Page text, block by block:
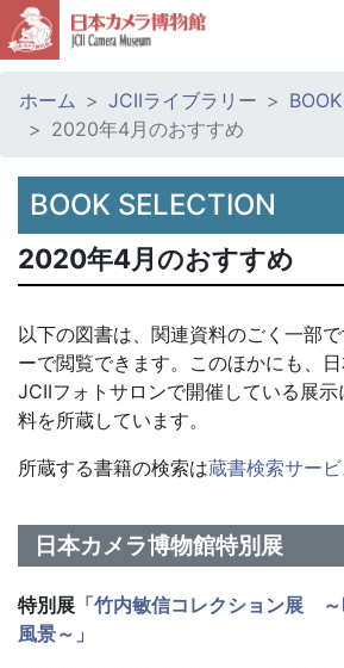
ホーム JCIIライブラリー
2020年4月のおすすめ
BOOK SELECTION
2020年4月のおすすめ
以下の図書は、関連資料のごく一部
ーで閲覧できます。このほかにも、日
JCIIフォトサロンで開催している展
料を所蔵しています。
所蔵する書籍の検索は蔵書検索サービ
日本カメラ博物館特別展
特別展 「竹内敏信コレクション展
風景～」